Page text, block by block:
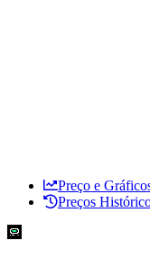
Preço e
Preços